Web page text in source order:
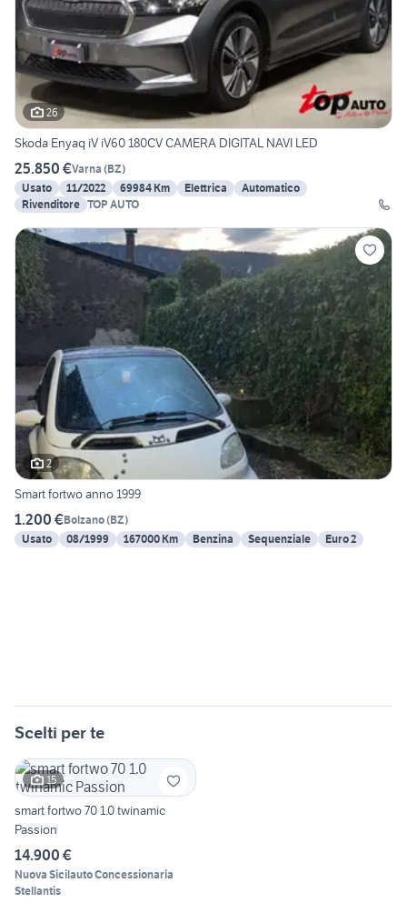
26
Skoda Enyaq iV iV60 180CV CAMERA DIGITAL NAVI LED
25.850 €Varna (BZ)
Usato
11/2022 69984 Km Elettrica
Automatico
Rivenditore TOP AUTO
2
Smart fortwo anno 1999
1.200 €Bolzano(BZ)
Usato
08/1999 167000 Km Benzina Sequenziale Euro 2
Scelti per te
15
smart fortwo 70 1.0 twinamic
Passion
14.900 €
Nuova Sicilauto Concessionaria
Stellantis